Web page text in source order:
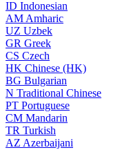
ID Indonesian
AM Amharic
UZ Uzbek
GR Greek
CS Czech
HK Chinese (HK)
BG Bulgarian
N Traditional Chinese
PT Portuguese
CM Mandarin
TR Turkish
AZ Azerbaijani